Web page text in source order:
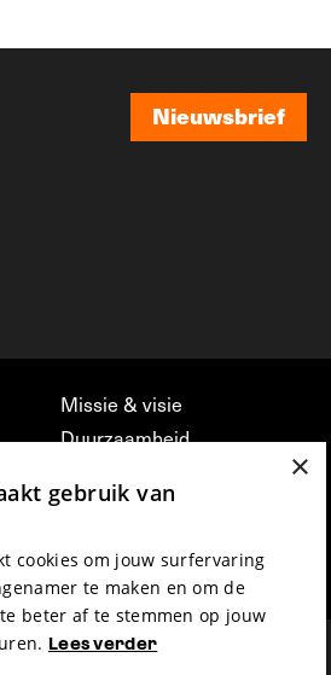
Nieuwsbrief
Missie & visie
Duurzaamheid
vrijwilligerswerk bij FFG
Privacy & Disclaimer
×
gebruik van
cookies om jouw surfervaring
te maken en om de
beter af te stemmen op jouw
Lees verder